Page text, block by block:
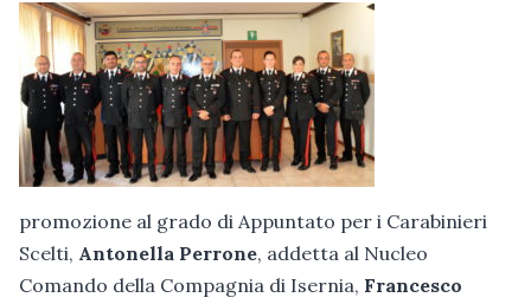
promozione al grado di Appuntato per i Carabinieri
Scelti, Antonella Perrone, addetta al Nucleo
Comando della Compagnia di Isernia, Francesco